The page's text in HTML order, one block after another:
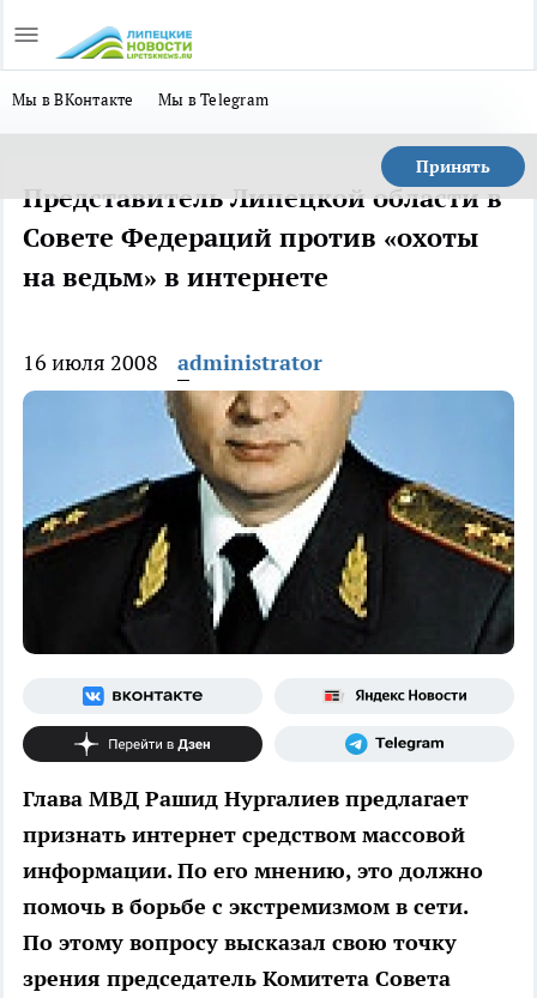
Мы в ВКонтакте Мы в Telegram
Принять
Представитель Липецкой области в
Совете Федераций против «охоты
на ведьм» в интернете
16 июля 2008 administrator
Глава МВД Рашид Нургалиев предлагает
признать интернет средством массовой
информации. По его мнению, это должно
помочь в борьбе с экстремизмом в сети.
По этому вопросу высказал свою точку
зрения председатель Комитета Совета